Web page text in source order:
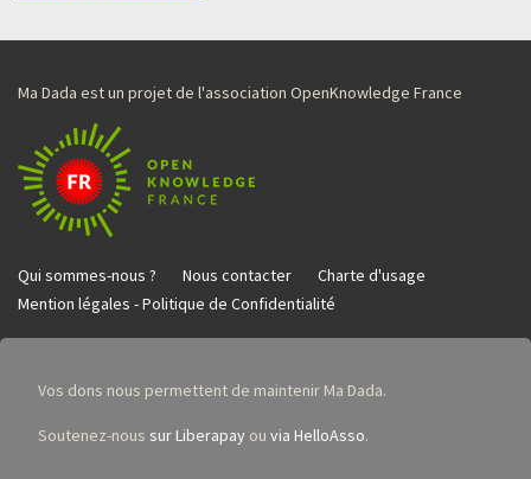
Ma Dada est un projet de l'association OpenKnowledge France
Qui sommes-nous ? Nous contacter
Charte d'usage
Mention légales - Politique de Confidentialité
Vos dons nous permettent de maintenir Ma Dada.
Soutenez-nous sur Liberapay ou via HelloAsso.